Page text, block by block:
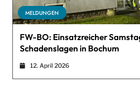
MELDUNGEN
FW-BO: Einsatzreicher
Schadenslagen in Bochum
12. April 2026